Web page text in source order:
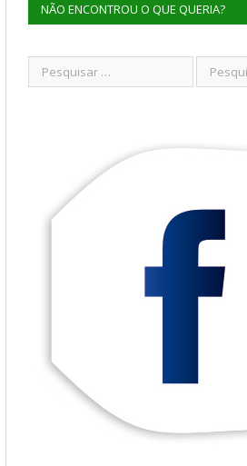
NÃO ENCONTROU O QUE QUERIA?